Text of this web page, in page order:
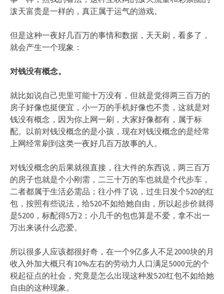
泼天富贵是一样的，真正属于运气的游戏。
但是这种一夜好几百万的事情和数据，天天刷，看多了，
就会产生一个现象：
对钱没有概念。
就比如说自己兜里可能十万没有，但就是觉得两三百万的
房子好像也挺便宜，小一万的手机好像也不贵，这就是对
钱没有概念，因为你上网一刷，大家好像都有，属于标
配。以前对钱没概念的是小孩，现在对钱没概念的是经常
上网经常刷到这类一夜好几百万故事的人。
对钱没概念的后果就很直接，往大件的东西说，两三百万
的房子也就是个小刚需，二三十万的车也就是个代步车，
二者都属于生活必需品；往小件了说，过生日发个520的红
包，按照有些说法，给520不如给她自由，所以起步价就得
是5200，标配得5万2；小几千的包也算是不爱，拿不出一
万出来谈什么恋爱。
所以很多人应该都很好奇，在一个9亿多人不足2000块的月
收入外加大概只有10%左右的劳动力人口满足5000元的个
税起征点的社会，究竟是怎么出现这种发520红包不如给她
自由的这种现象。